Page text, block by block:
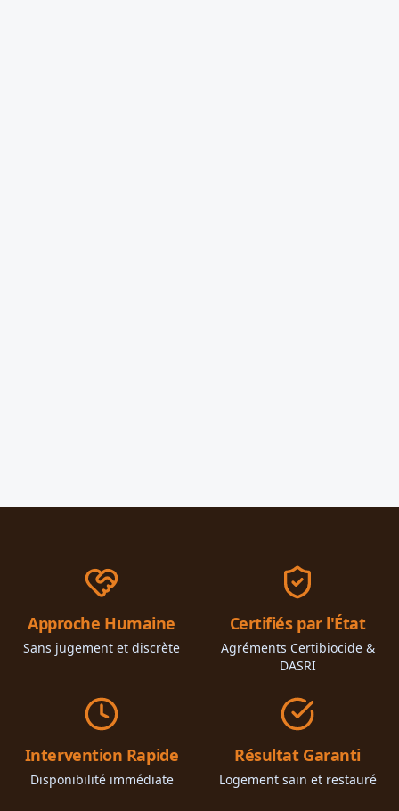
Approche Humaine
Sans jugement et discrète
Certifiés par l'État
Agréments Certibiocide &
DASRI
Intervention Rapide
Disponibilité immédiate
Résultat Garanti
Logement sain et restauré